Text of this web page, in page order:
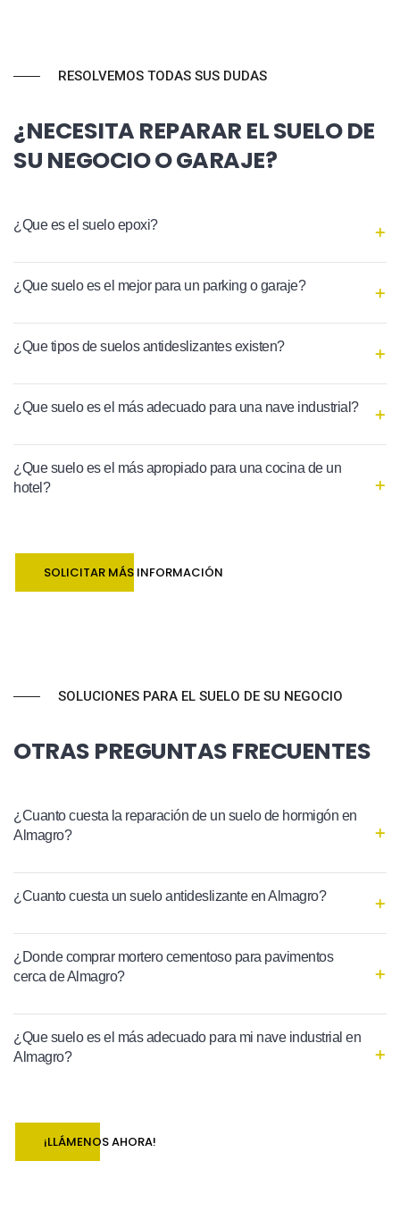
RESOLVEMOS TODAS SUS DUDAS
¿NECESITA REPARAR EL SUELO DE
SU NEGOCIO O GARAJE?
¿Que es el suelo epoxi?
¿Que suelo es el mejor para un parking o garaje?
¿Que tipos de suelos antideslizantes existen?
¿Que suelo es el más adecuado para una nave industrial?
¿Que suelo es el más apropiado para una cocina de un
hotel?
SOLICITAR MÁS INFORMACIÓN
SOLUCIONES PARA EL SUELO DE SU NEGOCIO
OTRAS PREGUNTAS FRECUENTES
¿Cuanto cuesta la reparación de un suelo de hormigón en
Almagro?
¿Cuanto cuesta un suelo antideslizante en Almagro?
¿Donde comprar mortero cementoso para pavimentos
cerca de Almagro?
¿Que suelo es el más adecuado para mi nave industrial en
Almagro?
¡LLÁMENOS AHORA!